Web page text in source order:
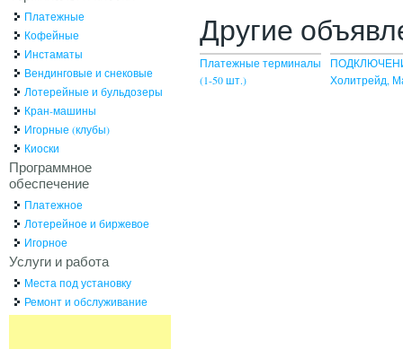
Другие
Платежные терминалы
(1-50 шт.)
Холитрейд,
Платежные
Кофейные
Инстаматы
Вендинговые и снековые
Лотерейные и бульдозеры
Кран-машины
Игорные (клубы)
Киоски
Программное
обеспечение
Платежное
Лотерейное и биржевое
Игорное
Услуги и работа
Места под установку
Ремонт и обслуживание